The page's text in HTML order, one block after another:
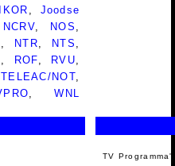
IKOR
Joodse
NCRV NOS
NTR NTS
ROF RVU
TELEAC/NOT
,WNL
TV